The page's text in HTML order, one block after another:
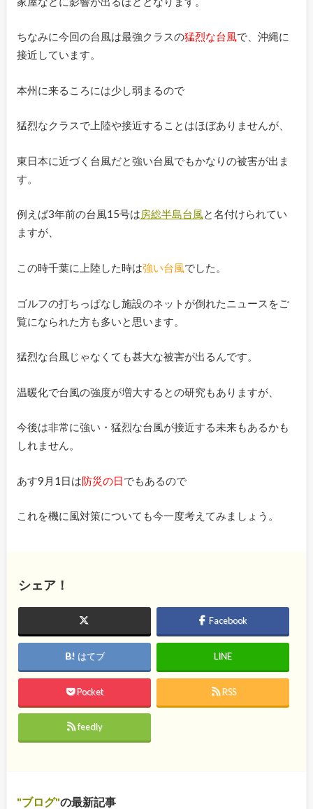
ちなみに今回の台風は最強クラスの猛烈な台風で、沖縄に
接近しています。
本州に来るころには少し弱まるので
猛烈なクラスで上陸や接近することはほぼありませんが、
東日本に近づく台風だと強い台風でもかなりの被害が出ま
す。
例えば3年前の台風15号は房総半島台風と名付けられてい
ますが、
この時千葉に上陸した時は強い台風でした。
ゴルフの打ちっぱなし施設のネットが倒れたニュースをご
覧になられた方も多いと思います。
猛烈な台風じゃなくても甚大な被害が出るんです。
温暖化で台風の強度が増大するとの研究もありますが、
今後は非常に強い・猛烈な台風が接近する未来もあるかも
しれません。
あす9月1日は防災の日でもあるので
これを機に風対策についても今一度考えてみましょう。
シェア！
Facebook
はてブ LINE
Pocket RSS
feedly
ブログ の最新記事